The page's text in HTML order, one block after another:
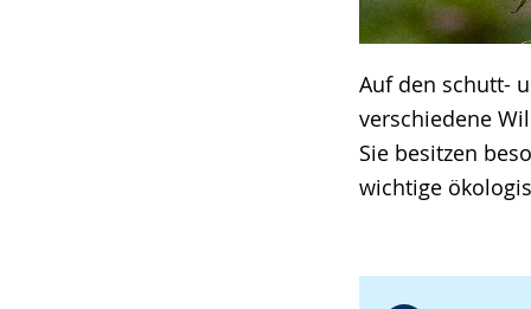
Auf den schutt-
verschiedene
Sie besitzen
wichtige